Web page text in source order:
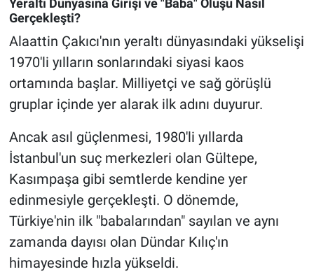
Gerçekleşti?
Alaattin Çakıcı'nın yeraltı dünyasındaki yükselişi
1970'li yılların sonlarındaki siyasi kaos
ortamında başlar. Milliyetçi ve sağ görüşlü
gruplar içinde yer alarak ilk adını duyurur.
Ancak asıl güçlenmesi, 1980'li yıllarda
İstanbul'un suç merkezleri olan Gültepe,
Kasımpaşa gibi semtlerde kendine yer
edinmesiyle gerçekleşti. O dönemde,
Türkiye'nin ilk "babalarından" sayılan ve aynı
zamanda dayısı olan Dündar Kılıç'ın
himayesinde hızla yükseldi.
Popüler
Programlar
Sağlık
Spor
Teknoloji
Türkiye'nin Geleceği
Türkiye'nin Gündemi
Yerel Gündem